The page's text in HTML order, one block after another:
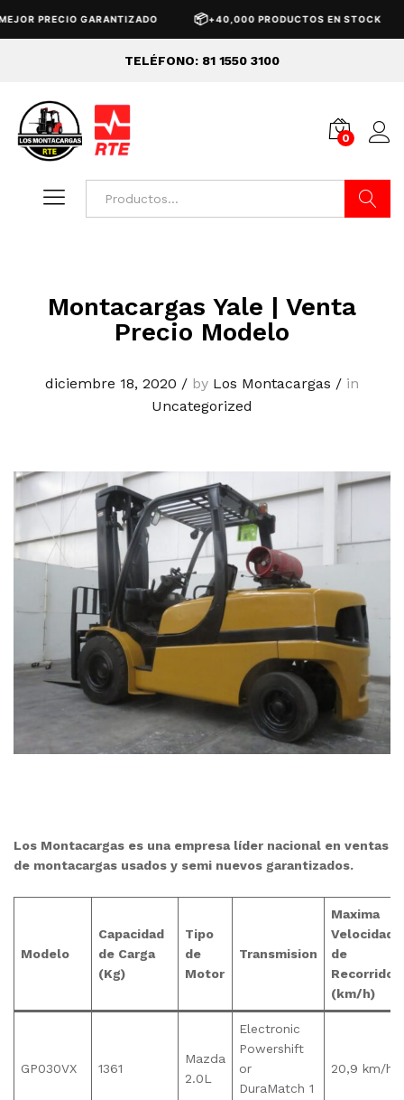
PRECIO GARANTIZADO +40,000 PRODUCTOS EN STOCK
TELÉFONO: 81 1550 3100
0
Montacargas Yale | Venta
Precio Modelo
diciembre 18, 2020 / by Los Montacargas / in
Uncategorized
Los Montacargas es una empresa líder nacional en ventas
de montacargas usados y semi nuevos garantizados.
Modelo
Capacidad
de Carga
(Kg)
Tipo
de
Motor
Transmision
Maxima
Velocidad
de
Recorrido
(km/h)
GP030VX 1361
Mazda
2.0L
Electronic
Powershift
or
DuraMatch 1
20,9 km/h